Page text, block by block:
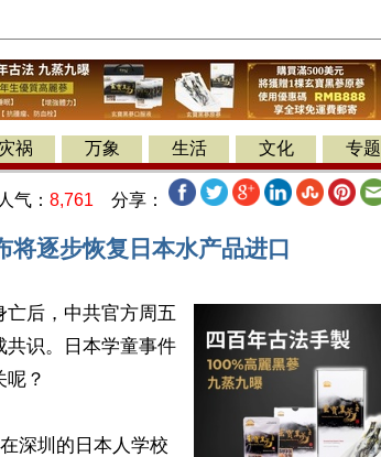
灾祸 万象 生活 文化 专题
人气： 8,761 分享：
逐步恢复日本水产品进口
亡后，中共官方周五
共识。日本学童事件
？
深圳的日本人学校